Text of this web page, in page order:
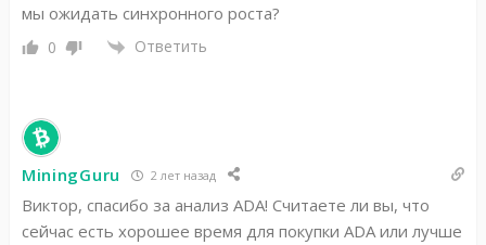
мы ожидать синхронного роста?
0 Ответить
MiningGuru 2 лет назад
Виктор, спасибо за анализ ADA! Считаете ли вы, что
сейчас есть хорошее время для покупки ADA или лучше